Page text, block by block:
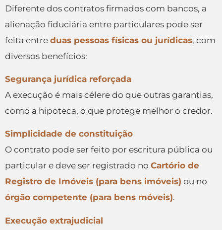
Diferente dos contratos firmados com bancos, a
alienação fiduciária entre particulares pode ser
feita entre duas pessoas físicas ou jurídicas, com
diversos benefícios:
Segurança jurídica reforçada
A execução é mais célere do que outras garantias,
como a hipoteca, o que protege melhor o credor.
Simplicidade de constituição
O contrato pode ser feito por escritura pública ou
particular e deve ser registrado no Cartório de
Registro de Imóveis (para bens imóveis) ou no
órgão competente (para bens móveis).
Execução extrajudicial